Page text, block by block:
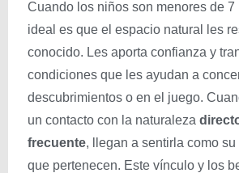
Cuando los niños son menores de 7
ideal es que el espacio natural les
conocido. Les aporta confianza y
condiciones que les ayudan a
descubrimientos o en el juego.
un contacto con la naturaleza
frecuente, llegan a sentirla como su
que pertenecen. Este vínculo y los